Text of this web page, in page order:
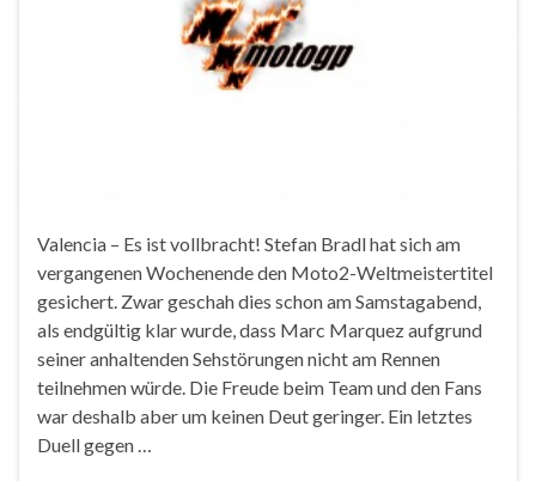
Valencia – Es ist vollbracht! Stefan Bradl hat sich am
vergangenen Wochenende den Moto2-Weltmeistertitel
gesichert. Zwar geschah dies schon am Samstagabend,
als endgültig klar wurde, dass Marc Marquez aufgrund
seiner anhaltenden Sehstörungen nicht am Rennen
teilnehmen würde. Die Freude beim Team und den Fans
war deshalb aber um keinen Deut geringer. Ein letztes
Duell gegen …